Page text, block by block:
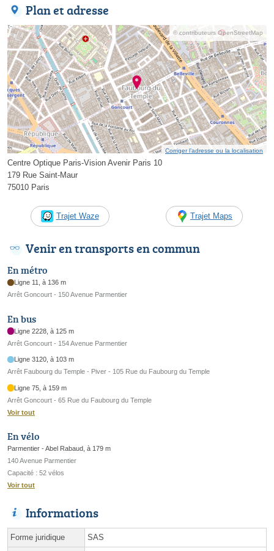
Plan et adresse
© contributeurs OpenStreetMap
Corriger l’adresse ou la localisation
Centre Optique Paris-Vision Avenir Paris 10
179 Rue Saint-Maur
75010 Paris
Trajet Waze Trajet Maps
Venir en transports en commun
En métro
Ligne 11, à 136 m
Arrêt Goncourt - 150 Avenue Parmentier
En bus
Ligne 2228, à 125 m
Arrêt Goncourt - 154 Avenue Parmentier
Ligne 3120, à 103 m
Arrêt Faubourg du Temple - Piver - 105 Rue du Faubourg du Temple
Ligne 75, à 159 m
Arrêt Goncourt - 65 Rue du Faubourg du Temple
Voir tout
En vélo
Parmentier - Abel Rabaud, à 179 m
140 Avenue Parmentier
Capacité : 52 vélos
Voir tout
Informations
Forme juridique SAS